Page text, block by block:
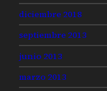
diciembre 2018
septiembre 2013
junio 2013
marzo 2013